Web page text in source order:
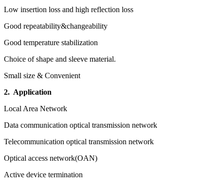
Low insertion loss and high reflection loss
Good repeatability&changeability
Good temperature stabilization
Choice of shape and sleeve material.
Small size & Convenient
2. Application
Local Area Network
Data communication optical transmission network
Telecommunication optical transmission network
Optical access network(OAN)
Active device termination